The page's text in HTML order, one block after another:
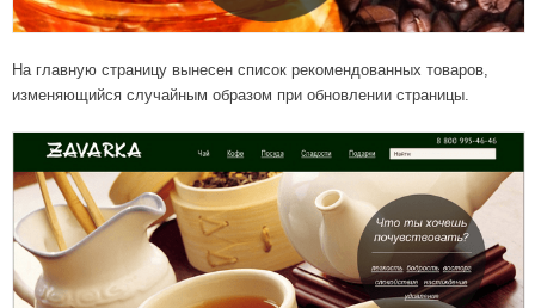
На главную страницу вынесен список рекомендованных товаров,
изменяющийся случайным образом при обновлении страницы.